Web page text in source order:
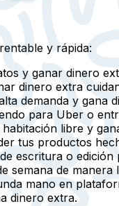
y rápida:
y ganar dinero
dinero extra
demanda y gana
para Uber o
libre y
tus productos
escritura o
semana de manera
mano en
dinero extra.